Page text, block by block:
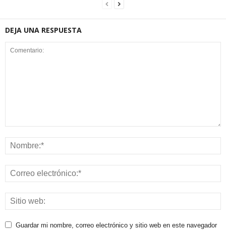
DEJA UNA RESPUESTA
Guardar mi nombre, correo electrónico y sitio web en este navegador